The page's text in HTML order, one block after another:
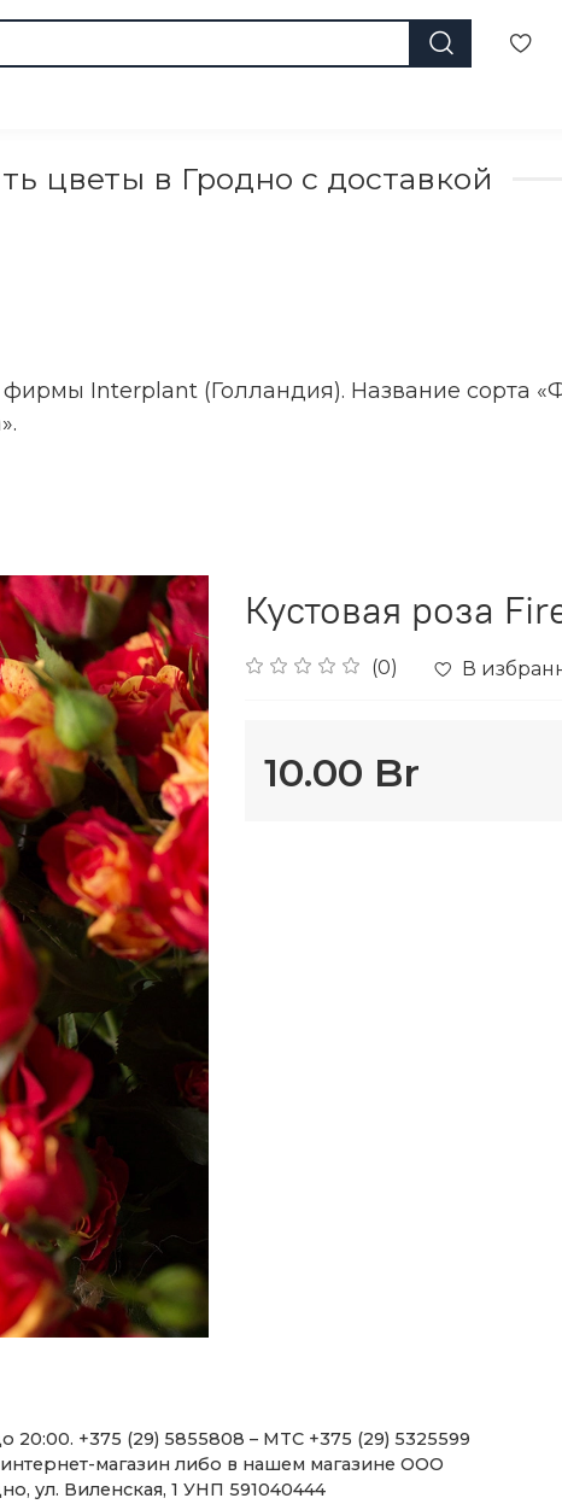
цветы в Гродно с доставкой
Interplant (Голландия). Название сорта
Кустовая роза
(0) В
10.00 Br
+375 (29) 5855808 – MTC +375 (29) 5325599
магазин либо в нашем магазине ООО
ул. Виленская, 1 УНП 591040444